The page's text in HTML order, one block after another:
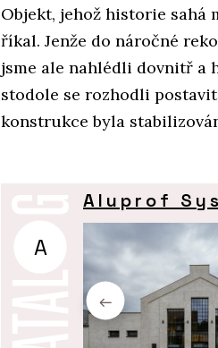
Objekt, jehož historie sahá
říkal. Jenže do náročné
jsme ale nahlédli dovnitř a
stodole se rozhodli
konstrukce byla
A
Aluprof